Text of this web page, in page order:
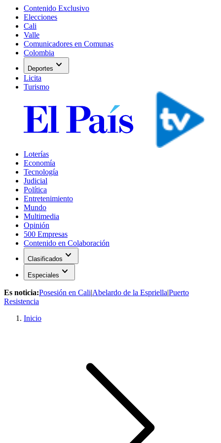
Contenido Exclusivo
Elecciones
Cali
Valle
Comunicadores en Comunas
Colombia
Deportes expand_more
Licita
Turismo
Loterías
Economía
Tecnología
Judicial
Política
Entretenimiento
Mundo
Multimedia
Opinión
500 Empresas
Contenido en Colaboración
Clasificados expand_more
Especiales expand_more
Es noticia:Posesión en Cali|Abelardo de la Espriella|Puerto
Resistencia
Inicio